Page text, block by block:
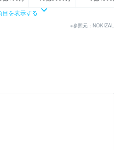
3400万
1.12 1.11 0.53
目を表示する
※参照元：NOKIZAL